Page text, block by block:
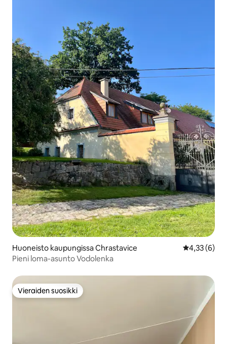
Huoneisto kaupungissa Chrastavice
4,33 (6)
Pieni loma-asunto Vodolenka
Vieraiden suosikki
Vieraiden suosikki